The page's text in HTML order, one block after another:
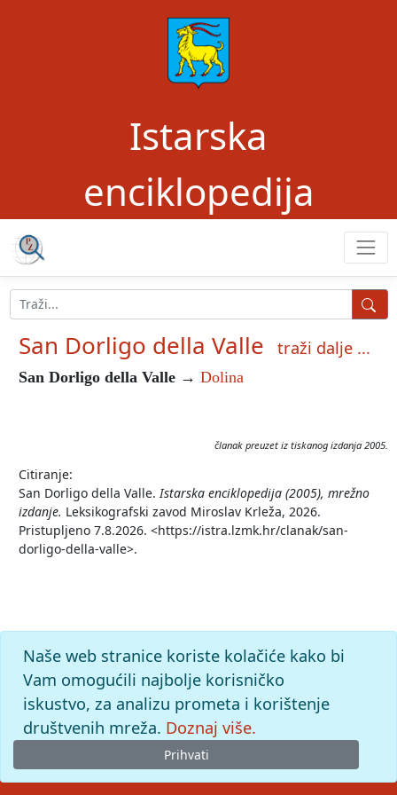
Istarska
enciklopedija
San Dorligo della Valle traži dalje ...
San Dorligo della Valle → Dolina
članak preuzet iz tiskanog izdanja 2005.
Citiranje:
San Dorligo della Valle. Istarska enciklopedija (2005), mrežno
izdanje. Leksikografski zavod Miroslav Krleža, 2026.
Pristupljeno 7.8.2026. <https://istra.lzmk.hr/clanak/san-
dorligo-della-valle>.
Naše web stranice koriste kolačiće kako bi
Vam omogućili najbolje korisničko
iskustvo, za analizu prometa i korištenje
društvenih mreža. Doznaj više.
Prihvati
© 2026Leksikografski zavodMiroslav Krleža